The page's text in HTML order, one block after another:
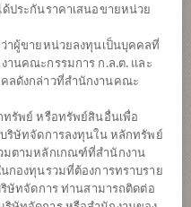
ประกันราคาเสนอขายหน่วย
าผู้ขายหน่วยลงทุนเป็นบุคคลที่
านคณะกรรมการ ก.ล.ต. และ
ลดังกล่าวที่สำนักงานคณะ
รัพย์ หรือทรัพย์สินอื่นเพื่อ
ริษัทจัดการลงทุนใน หลักทรัพย์
มตามหลักเกณฑ์ที่สำนักงาน
กองทุนรวมที่ต้องการทราบราย
ษัทจัดการ ท่านสามารถติดต่อ